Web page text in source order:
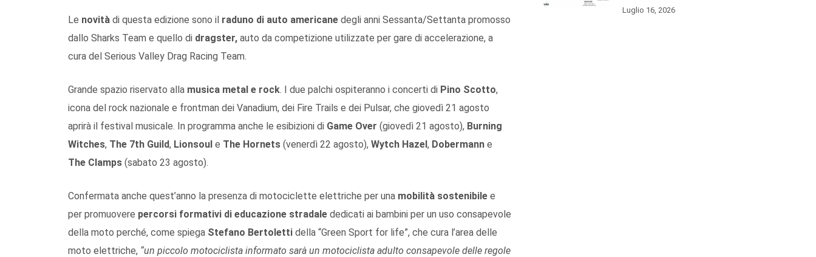
Le novità di questa edizione sono il raduno di auto americane degli anni Sessanta/Settanta promosso
dallo Sharks Team e quello di dragster, auto da competizione utilizzate per gare di accelerazione, a
cura del Serious Valley Drag Racing Team.
Grande spazio riservato alla musica metal e rock. I due palchi ospiteranno i concerti di Pino Scotto,
icona del rock nazionale e frontman dei Vanadium, dei Fire Trails e dei Pulsar, che giovedì 21 agosto
aprirà il festival musicale. In programma anche le esibizioni di Game Over (giovedì 21 agosto), Burning
Witches, The 7th Guild, Lionsoul e The Hornets (venerdì 22 agosto), Wytch Hazel, Dobermann e
The Clamps (sabato 23 agosto).
Confermata anche quest’anno la presenza di motociclette elettriche per una mobilità sostenibile e
per promuovere percorsi formativi di educazione stradale dedicati ai bambini per un uso consapevole
della moto perché, come spiega Stefano Bertoletti della “Green Sport for life”, che cura l’area delle
moto elettriche, “un piccolo motociclista informato sarà un motociclista adulto consapevole delle regole
Luglio 16, 2026